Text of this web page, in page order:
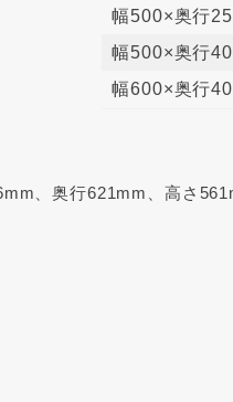
幅500×奥行
幅500×奥行
幅600×奥行
、奥行621mm、高さ